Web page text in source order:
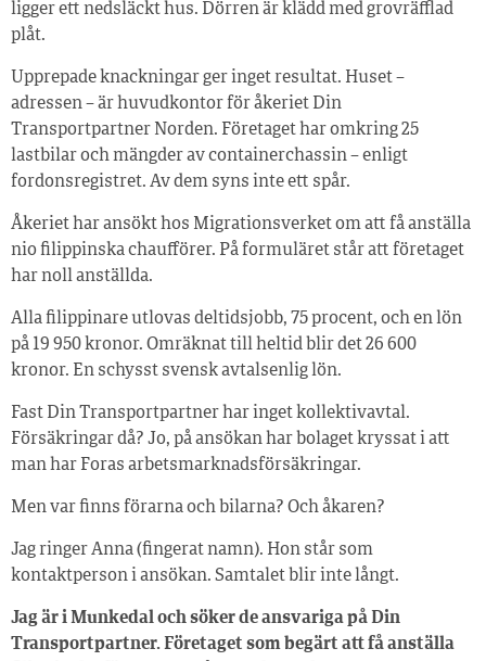
ligger ett nedsläckt hus. Dörren är klädd med grovräfflad
plåt.
Upprepade knackningar ger inget resultat. Huset –
adressen – är huvudkontor för åkeriet Din
Transportpartner Norden. Företaget har omkring 25
lastbilar och mängder av containerchassin – enligt
fordonsregistret. Av dem syns inte ett spår.
Åkeriet har ansökt hos Migrationsverket om att få anställa
nio filippinska chaufförer. På formuläret står att företaget
har noll anställda.
Alla filippinare utlovas deltidsjobb, 75 procent, och en lön
på 19 950 kronor. Omräknat till heltid blir det 26 600
kronor. En schysst svensk avtalsenlig lön.
Fast Din Transportpartner har inget kollektivavtal.
Försäkringar då? Jo, på ansökan har bolaget kryssat i att
man har Foras arbetsmarknadsförsäkringar.
Men var finns förarna och bilarna? Och åkaren?
Jag ringer Anna (fingerat namn). Hon står som
kontaktperson i ansökan. Samtalet blir inte långt.
Jag är i Munkedal och söker de ansvariga på Din
Transportpartner. Företaget som begärt att få anställa